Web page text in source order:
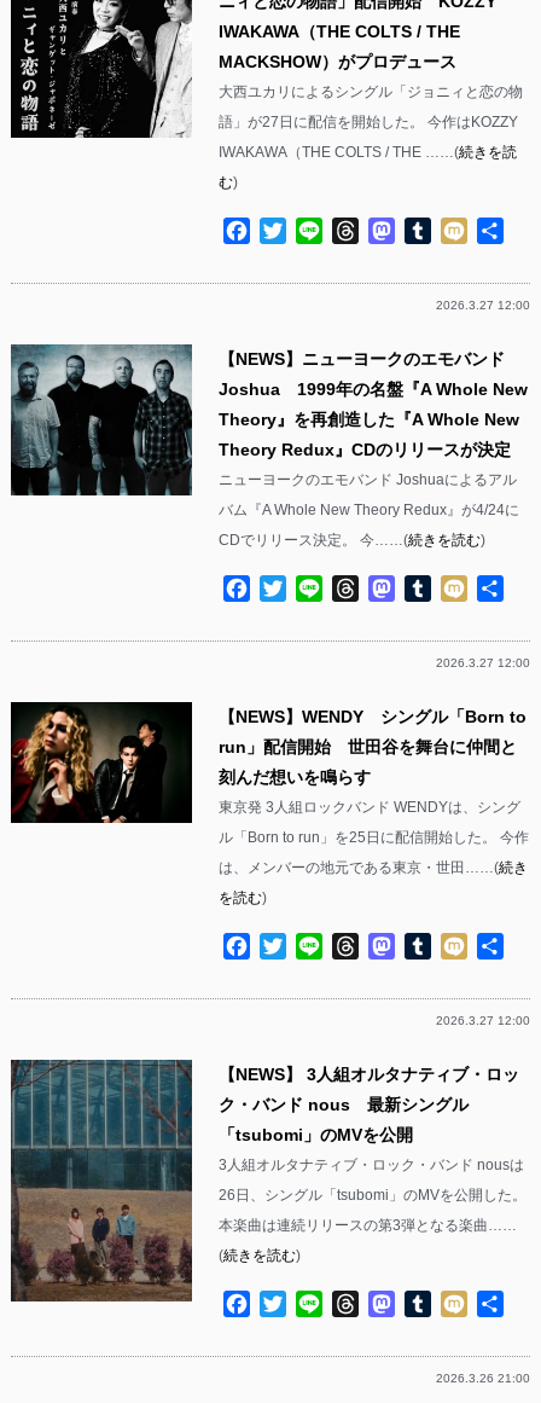
IWAKAWA（THE COLTS / THE
MACKSHOW）がプロデュース
大西ユカリによるシングル「ジョニィと恋の物
語」が27日に配信を開始した。 今作はKOZZY
IWAKAWA（THE COLTS / THE ……(続きを読
む)
Facebook
TwitterLine ThreadsMastodon
Tumblr
Mixi
2026.3.27 12:00
【NEWS】ニューヨークのエモバンド
Joshua 1999年の名盤『A Whole New
Theory』を再創造した『A Whole New
Theory Redux』CDのリリースが決定
ニューヨークのエモバンド Joshuaによるアル
バム『A Whole New Theory Redux』が4/24に
CDでリリース決定。 今……(続きを読む)
Facebook
TwitterLine ThreadsMastodon
Tumblr
Mixi
2026.3.27 12:00
【NEWS】WENDY シングル「Born to
run」配信開始 世田谷を舞台に仲間と
刻んだ想いを鳴らす
東京発 3人組ロックバンド WENDYは、シング
ル「Born to run」を25日に配信開始した。 今作
は、メンバーの地元である東京・世田……(続き
を読む)
Facebook
TwitterLine ThreadsMastodon
Tumblr
Mixi
2026.3.27 12:00
【NEWS】 3人組オルタナティブ・ロッ
ク・バンド nous 最新シングル
「tsubomi」のMVを公開
3人組オルタナティブ・ロック・バンド nousは
26日、シングル「tsubomi」のMVを公開した。
本楽曲は連続リリースの第3弾となる楽曲……
(続きを読む)
Facebook
TwitterLine ThreadsMastodon
Tumblr
Mixi
2026.3.26 21:00